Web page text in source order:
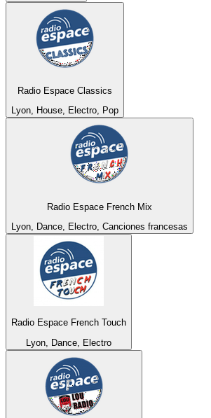
Radio Espace Classics
Lyon, House, Electro, Pop
Radio Espace French Mix
Lyon, Dance, Electro, Canciones francesas
Radio Espace French Touch
Lyon, Dance, Electro